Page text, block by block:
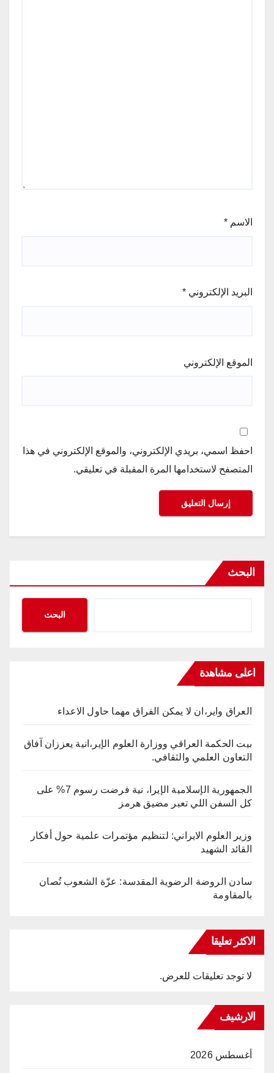
الاسم *
البريد الإلكتروني *
الموقع الإلكتروني
احفظ اسمي، بريدي الإلكتروني، والموقع الإلكتروني في هذا
المتصفح لاستخدامها المرة المقبلة في تعليقي.
البحث
البحث
اعلى مشاهدة
العراق واير،ان لا يمكن الفراق مهما حاول الاعداء
بيت الحكمة العراقي ووزارة العلوم الإير،انية يعززان آفاق
التعاون العلمي والثقافي.
الجمهورية الإسلامية الإيرا، نية فرضت رسوم 7% على
كل السفن اللي تعبر مضيق هرمز
وزير العلوم الايراني: لتنظيم مؤتمرات علمية حول أفكار
القائد الشهيد
سادن الروضة الرضوية المقدسة: عزّة الشعوب تُصان
بالمقاومة
الاكثر تعليقا
لا توجد تعليقات للعرض.
الارشيف
أغسطس 2026